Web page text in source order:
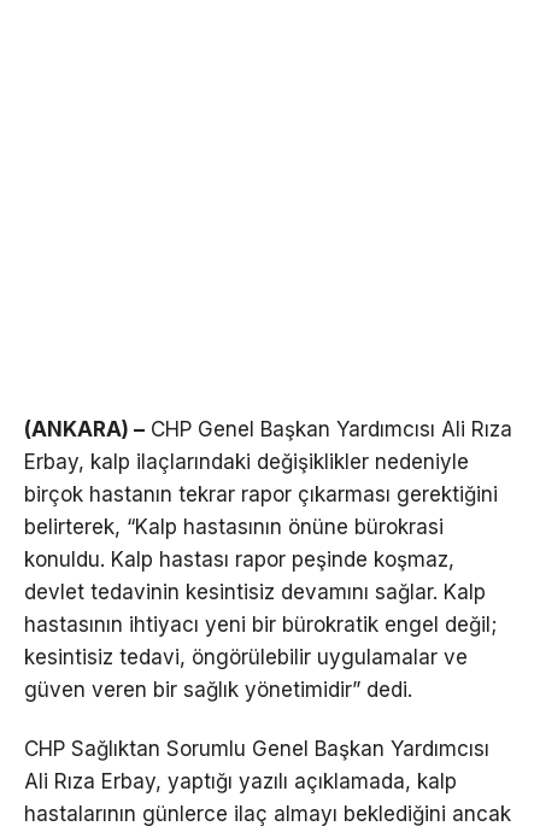
(ANKARA) – CHP Genel Başkan Yardımcısı Ali Rıza
Erbay, kalp ilaçlarındaki değişiklikler nedeniyle
birçok hastanın tekrar rapor çıkarması gerektiğini
belirterek, “Kalp hastasının önüne bürokrasi
konuldu. Kalp hastası rapor peşinde koşmaz,
devlet tedavinin kesintisiz devamını sağlar. Kalp
hastasının ihtiyacı yeni bir bürokratik engel değil;
kesintisiz tedavi, öngörülebilir uygulamalar ve
güven veren bir sağlık yönetimidir” dedi.
CHP Sağlıktan Sorumlu Genel Başkan Yardımcısı
Ali Rıza Erbay, yaptığı yazılı açıklamada, kalp
hastalarının günlerce ilaç almayı beklediğini ancak